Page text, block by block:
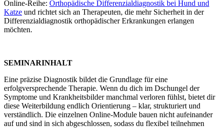
Online-Reihe: Orthopädische Differenzialdiagnostik bei Hund und
Katze und richtet sich an Therapeuten, die mehr Sicherheit in der
Differenzialdiagnostik orthopädischer Erkrankungen erlangen
möchten.
SEMINARINHALT
Eine präzise Diagnostik bildet die Grundlage für eine
erfolgversprechende Therapie. Wenn du dich im Dschungel der
Symptome und Krankheitsbilder manchmal verloren fühlst, bietet dir
diese Weiterbildung endlich Orientierung – klar, strukturiert und
verständlich. Die einzelnen Online-Module bauen nicht aufeinander
auf und sind in sich abgeschlossen, sodass du flexibel teilnehmen